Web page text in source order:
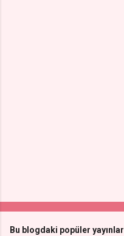
Bu blogdaki popüler yayınlar